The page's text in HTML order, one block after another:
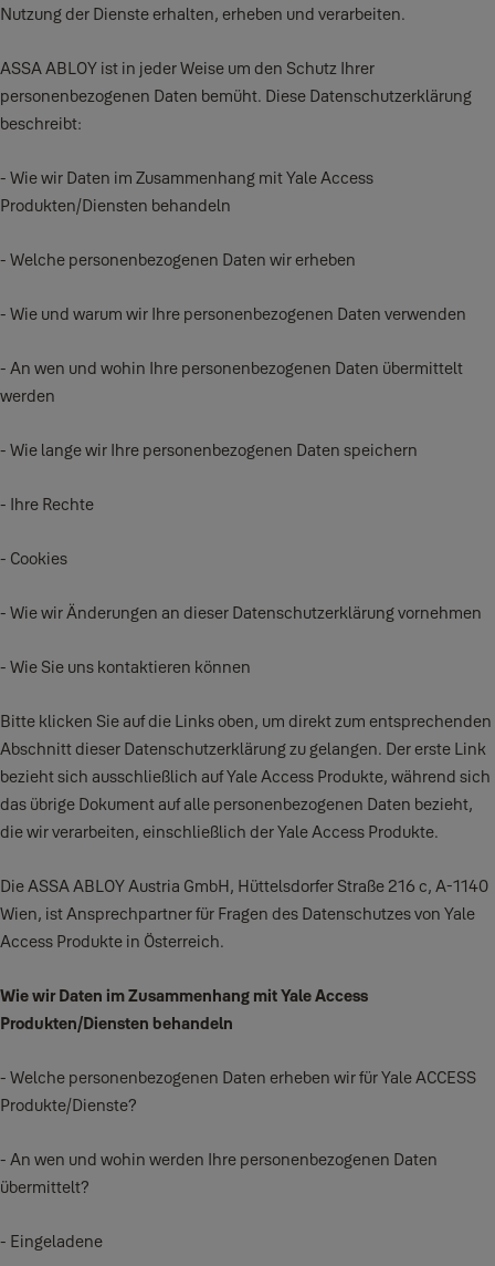
Nutzung der Dienste erhalten, erheben und verarbeiten.
ASSA ABLOY ist in jeder Weise um den Schutz Ihrer
personenbezogenen Daten bemüht. Diese Datenschutzerklärung
beschreibt:
- Wie wir Daten im Zusammenhang mit Yale Access
Produkten/Diensten behandeln
- Welche personenbezogenen Daten wir erheben
- Wie und warum wir Ihre personenbezogenen Daten verwenden
- An wen und wohin Ihre personenbezogenen Daten übermittelt
werden
- Wie lange wir Ihre personenbezogenen Daten speichern
- Ihre Rechte
- Cookies
- Wie wir Änderungen an dieser Datenschutzerklärung vornehmen
- Wie Sie uns kontaktieren können
Bitte klicken Sie auf die Links oben, um direkt zum entsprechenden
Abschnitt dieser Datenschutzerklärung zu gelangen. Der erste Link
bezieht sich ausschließlich auf Yale Access Produkte, während sich
das übrige Dokument auf alle personenbezogenen Daten bezieht,
die wir verarbeiten, einschließlich der Yale Access Produkte.
Die ASSA ABLOY Austria GmbH, Hüttelsdorfer Straße 216 c, A-1140
Wien, ist Ansprechpartner für Fragen des Datenschutzes von Yale
Access Produkte in Österreich.
Wie wir Daten im Zusammenhang mit Yale Access
Produkten/Diensten behandeln
- Welche personenbezogenen Daten erheben wir für Yale ACCESS
Produkte/Dienste?
- An wen und wohin werden Ihre personenbezogenen Daten
übermittelt?
- Eingeladene